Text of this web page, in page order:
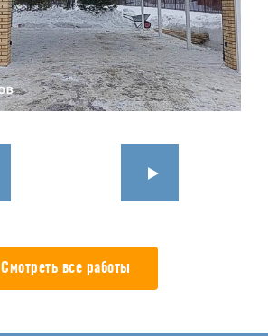
Смотреть все работы